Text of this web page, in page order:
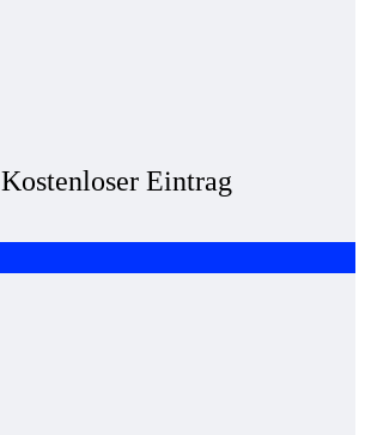
Kostenloser Eintrag